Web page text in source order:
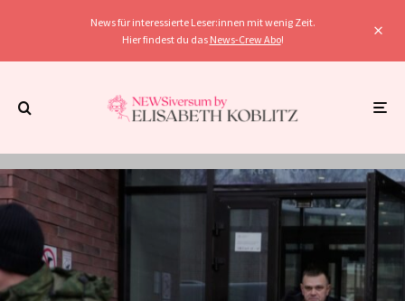
News für interessierte Leser:innen mit wenig Zeit.
Hier findest du das News-Crew Abo!